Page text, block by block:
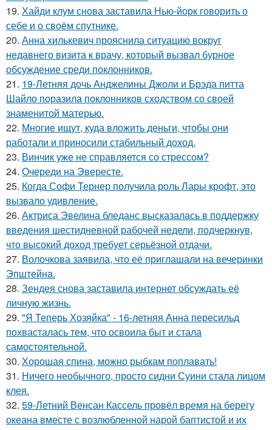
19. Хайди клум снова заставила Нью-йорк говорить о
себе и о своём спутнике.
20. Анна хилькевич прояснила ситуацию вокруг
недавнего визита к врачу, который вызвал бурное
обсуждение среди поклонников.
21. 19-Летняя дочь Анджелины Джоли и Брэда питта
Шайло поразила поклонников сходством со своей
знаменитой матерью.
22. Многие ищут, куда вложить деньги, чтобы они
работали и приносили стабильный доход.
23. Винчик уже не справляется со стрессом?
24. Очереди на Эвересте.
25. Когда Софи Тернер получила роль Лары крофт, это
вызвало удивление.
26. Актриса Эвелина бледанс высказалась в поддержку
введения шестидневной рабочей недели, подчеркнув,
что высокий доход требует серьёзной отдачи.
27. Волочкова заявила, что её приглашали на вечеринки
Эпштейна.
28. Зендея снова заставила интернет обсуждать её
личную жизнь.
29. "Я Теперь Хозяйка" - 16-летняя Анна пересильд
похвасталась тем, что освоила быт и стала
самостоятельной.
30. Хорошая спина, можно рыбкам поплавать!
31. Ничего необычного, просто сидни Суини стала лицом
клея.
32. 59-Летний Венсан Кассель провёл время на берегу
океана вместе с возлюбленной нарой баптистой и их